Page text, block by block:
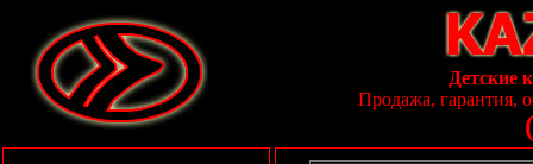
Детские
Продажа, гарантия,